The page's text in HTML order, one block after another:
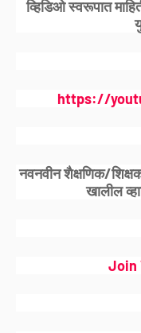
व्हिडिओ स्वरूपात
https://
नवनवीन शैक्षणिक/शिक्षक
खालील
Join